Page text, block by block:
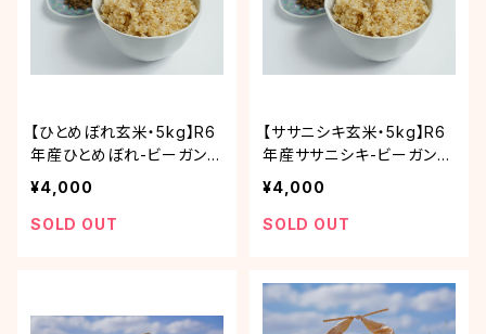
【ひとめぼれ玄米・5kg】R6
年産ひとめぼれ-ビーガンに
もおススメ
¥4,000
SOLD OUT
【ササニシキ玄米・5kg】R6
年産ササニシキ-ビーガンに
もおススメ
¥4,000
SOLD OUT